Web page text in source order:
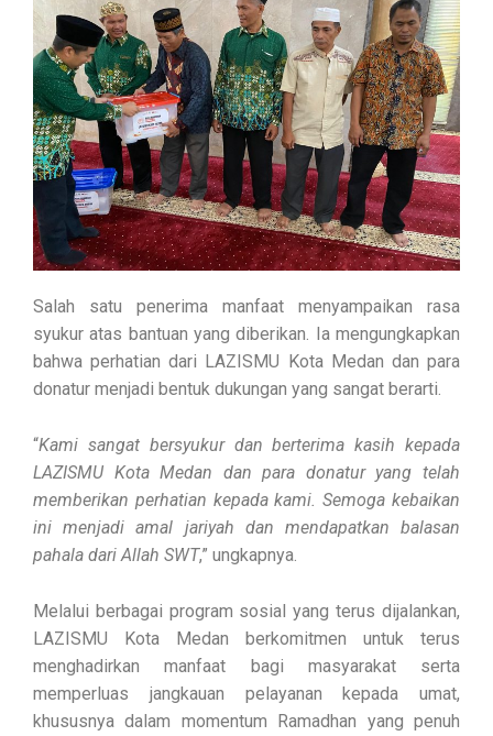
Salah satu penerima manfaat menyampaikan rasa
syukur atas bantuan yang diberikan. Ia mengungkapkan
bahwa perhatian dari LAZISMU Kota Medan dan para
donatur menjadi bentuk dukungan yang sangat berarti.
“Kami sangat bersyukur dan berterima kasih kepada
LAZISMU Kota Medan dan para donatur yang telah
memberikan perhatian kepada kami. Semoga kebaikan
ini menjadi amal jariyah dan mendapatkan balasan
pahala dari Allah SWT,” ungkapnya.
Melalui berbagai program sosial yang terus dijalankan,
LAZISMU Kota Medan berkomitmen untuk terus
menghadirkan manfaat bagi masyarakat serta
memperluas jangkauan pelayanan kepada umat,
khususnya dalam momentum Ramadhan yang penuh